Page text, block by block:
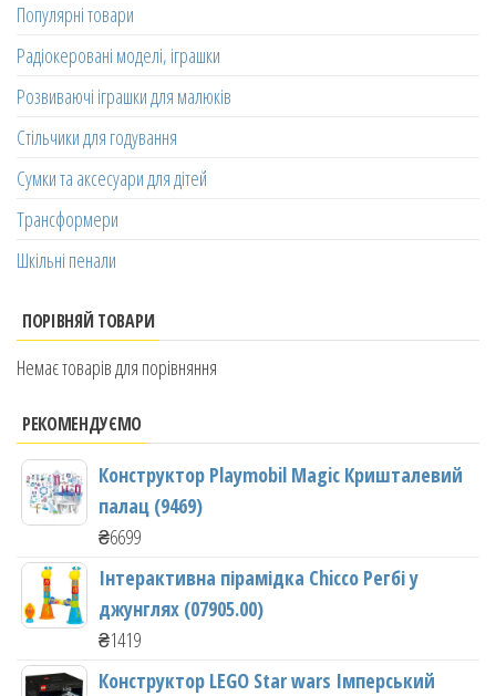
Популярні товари
Радіокеровані моделі, іграшки
Розвиваючі іграшки для малюків
Стільчики для годування
Сумки та аксесуари для дітей
Трансформери
Шкільні пенали
ПОРІВНЯЙ ТОВАРИ
Немає товарів для порівняння
РЕКОМЕНДУЄМО
Конструктор Playmobil Magic Кришталевий
палац (9469)
₴6699
Інтерактивна пірамідка Chicco Регбі у
джунглях (07905.00)
₴1419
Конструктор LEGO Star wars Імперський